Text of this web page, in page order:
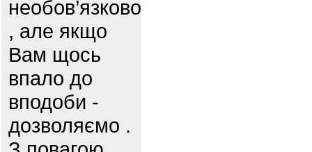
необов’язково
, але якщо
Вам щось
впало до
вподоби -
дозволяємо .